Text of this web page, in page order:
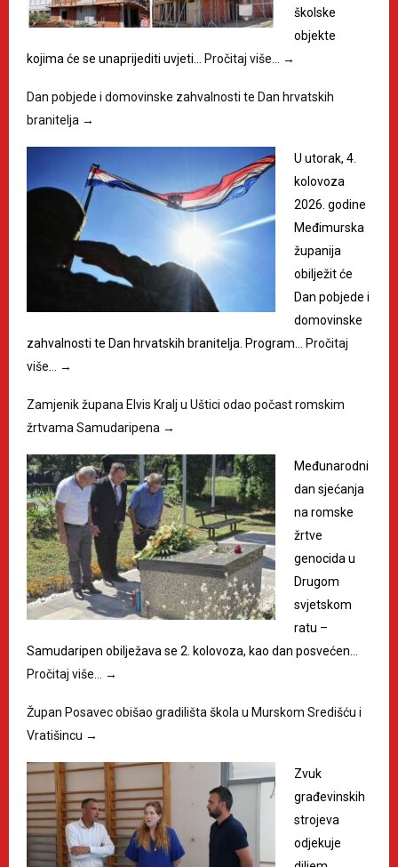
školske
objekte
kojima će se unaprijediti uvjeti…
Pročitaj više… →
Dan pobjede i domovinske zahvalnosti te Dan hrvatskih
branitelja →
U utorak, 4.
kolovoza
2026. godine
Međimurska
županija
obilježit će
Dan pobjede i
domovinske
zahvalnosti te Dan hrvatskih branitelja. Program…
Pročitaj
više…
→
Zamjenik župana Elvis Kralj u Uštici odao počast romskim
žrtvama Samudaripena →
Međunarodni
dan sjećanja
na romske
žrtve
genocida u
Drugom
svjetskom
ratu –
Samudaripen obilježava se 2. kolovoza, kao dan posvećen…
Pročitaj više…
→
Župan Posavec obišao gradilišta škola u Murskom Središću i
Vratišincu →
Zvuk
građevinskih
strojeva
odjekuje